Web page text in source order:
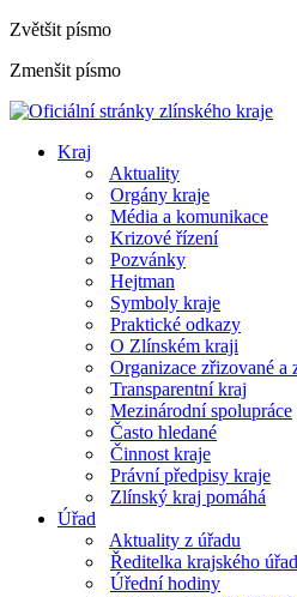
Zvětšit písmo
Zmenšit písmo
Kraj
Aktuality
Orgány kraje
Média a komunikace
Krizové řízení
Pozvánky
Hejtman
Symboly kraje
Praktické odkazy
O Zlínském kraji
Organizace zřizované a
Transparentní kraj
Mezinárodní spolupráce
Často hledané
Činnost kraje
Právní předpisy kraje
Zlínský kraj pomáhá
Úřad
Aktuality z úřadu
Ředitelka krajského
Úřední hodiny